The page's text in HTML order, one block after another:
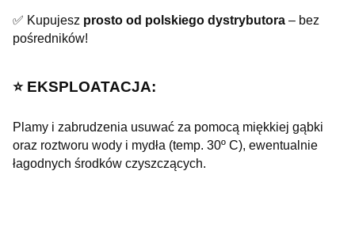
✅ Kupujesz prosto od polskiego dystrybutora – bez
pośredników!
⭐️ EKSPLOATACJA:
Plamy i zabrudzenia usuwać za pomocą miękkiej gąbki
oraz roztworu wody i mydła (temp. 30º C), ewentualnie
łagodnych środków czyszczących.